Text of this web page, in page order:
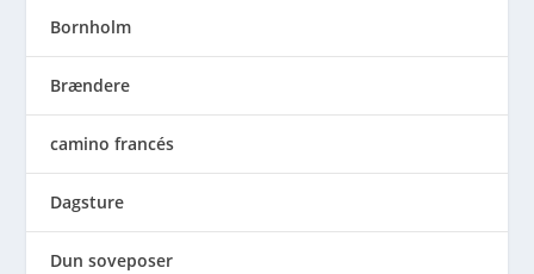
Bornholm
Brændere
camino francés
Dagsture
Dun soveposer